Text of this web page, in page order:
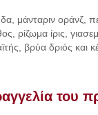
μάνταριν οράνζ,
ρίζωμα ίρις,
βρύα δριός και
του